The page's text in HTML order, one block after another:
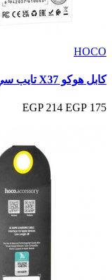
HOCO
كابل هوكو X37 تايب سي إلى ايفون 1 متر
175 EGP
214 EGP